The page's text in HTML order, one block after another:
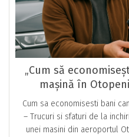
„Cum să
mașină în
Cum sa economisesti bani
– Trucuri si sfaturi de la
unei masini din aeroportul